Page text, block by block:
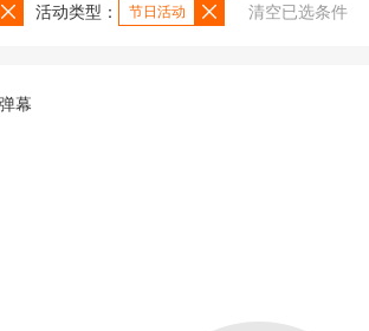
活动类型： 节日活动 清空已选条件
弹幕